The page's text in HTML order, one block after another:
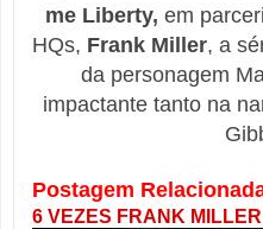
me Liberty, em
HQs, Frank Miller, a
da personagem
impactante tanto na
Postagem
6 VEZES FRANK MILLER